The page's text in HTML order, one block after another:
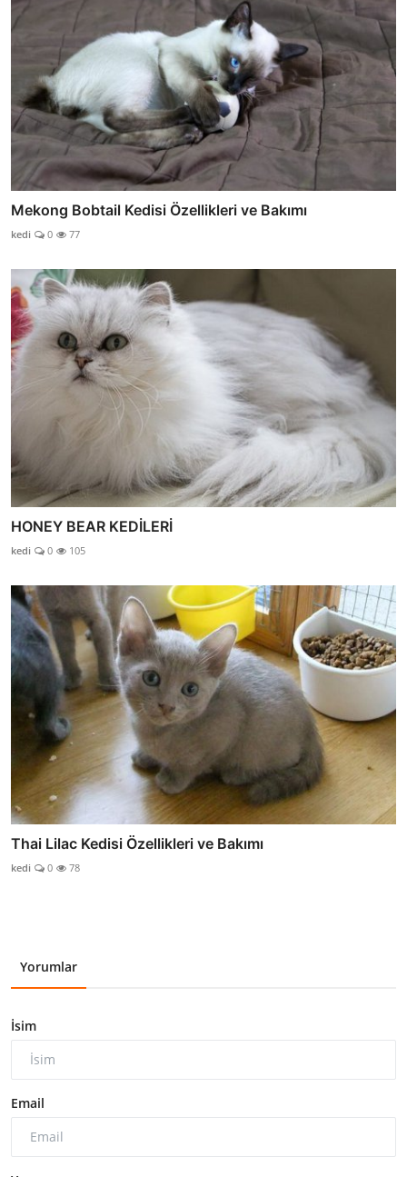
Mekong Bobtail Kedisi Özellikleri ve Bakımı
kedi 0 77
HONEY BEAR KEDİLERİ
kedi 0 105
Thai Lilac Kedisi Özellikleri ve Bakımı
kedi 0 78
Yorumlar
İsim
Email